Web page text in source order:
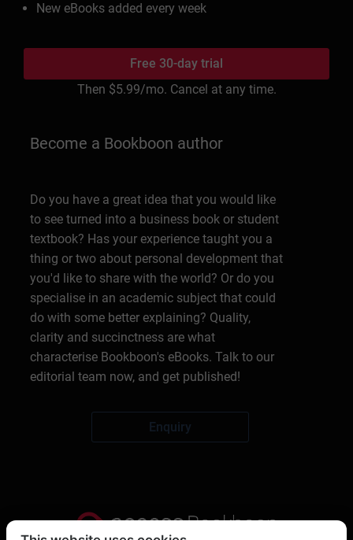
New eBooks added every week
Free 30-day trial
Then $5.99/mo. Cancel at any time.
Become a Bookboon author
Do you have a great idea that you would like
to see turned into a business book or student
textbook? Has your experience taught you a
thing or two about personal development that
you'd like to share with the world? Or do you
specialise in an academic subject that could
do with some better explaining? Quality,
clarity and succinctness are what
characterise Bookboon's eBooks. Talk to our
editorial team now, and get published!
Enquiry